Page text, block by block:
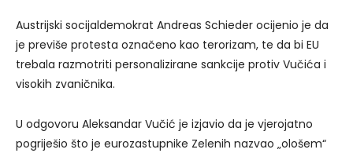
Austrijski socijaldemokrat Andreas Schieder ocijenio je da
je previše protesta označeno kao terorizam, te da bi EU
trebala razmotriti personalizirane sankcije protiv Vučića i
visokih zvaničnika.
U odgovoru Aleksandar Vučić je izjavio da je vjerojatno
pogriješio što je eurozastupnike Zelenih nazvao „ološem“